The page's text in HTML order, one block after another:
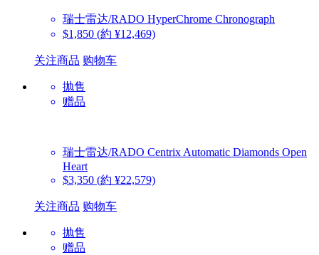
瑞士雷达/RADO HyperChrome Chronograph
$1,850 (約 ¥12,469)
关注商品 购物车
抛售
赠品
瑞士雷达/RADO Centrix Automatic Diamonds Open
Heart
$3,350 (約 ¥22,579)
关注商品 购物车
抛售
赠品